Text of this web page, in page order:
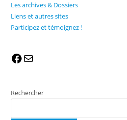
Les archives & Dossiers
Liens et autres sites
Participez et témoignez !
Rechercher